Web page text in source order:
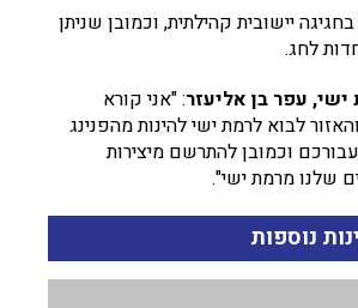
יישובית קהילתית, וכמובן שניתן
לחג.
עפר בן אליעזר: "אני קורא
לבוא לרמת ישי להינות מהפנינג
וכמובן להתרשם מיצירות
שלנו מרמת ישי".
נוספות